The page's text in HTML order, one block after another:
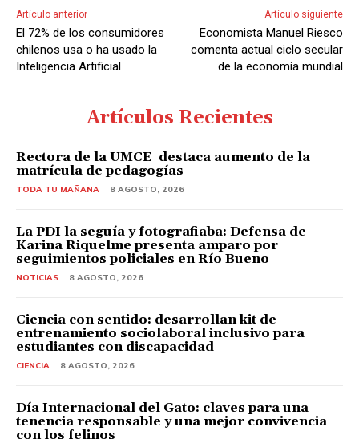
o
r
d
d
i
o
Artículo anterior
El 72% de los consumidores
chilenos usa o ha usado la
Inteligencia Artificial
Artículo siguiente
Economista Manuel Riesco
comenta actual ciclo secular
de la economía mundial
Artículos Recientes
Rectora de la UMCE destaca aumento de la
matrícula de pedagogías
TODA TU MAÑANA 8 AGOSTO, 2026
La PDI la seguía y fotografiaba: Defensa de
Karina Riquelme presenta amparo por
seguimientos policiales en Río Bueno
NOTICIAS 8 AGOSTO, 2026
Ciencia con sentido: desarrollan kit de
entrenamiento sociolaboral inclusivo para
estudiantes con discapacidad
CIENCIA 8 AGOSTO, 2026
Día Internacional del Gato: claves para una
tenencia responsable y una mejor convivencia
con los felinos